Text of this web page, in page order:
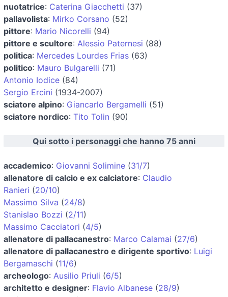
nuotatrice: Caterina Giacchetti (37)
pallavolista: Mirko Corsano (52)
pittore: Mario Nicorelli (94)
pittore e scultore: Alessio Paternesi (88)
politica: Mercedes Lourdes Frias (63)
politico: Mauro Bulgarelli (71)
Antonio Iodice (84)
Sergio Ercini (1934-2007)
sciatore alpino: Giancarlo Bergamelli (51)
sciatore nordico: Tito Tolin (90)
Qui sotto i personaggi che hanno 75 anni
accademico: Giovanni Solimine (31/7)
allenatore di calcio e ex calciatore: Claudio
Ranieri (20/10)
Massimo Silva (24/8)
Stanislao Bozzi (2/11)
Massimo Cacciatori (4/5)
allenatore di pallacanestro: Marco Calamai (27/6)
allenatore di pallacanestro e dirigente sportivo: Luigi
Bergamaschi (11/6)
archeologo: Ausilio Priuli (6/5)
architetto e designer: Flavio Albanese (28/9)